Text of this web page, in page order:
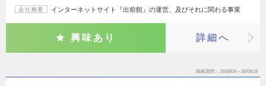
会社概要 インターネットサイト『出前館』の運営、及びそれに関わる事業
興味あり 詳細へ
掲載期間 26/08/06～26/08/19